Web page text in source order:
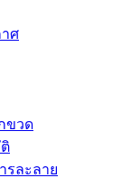
าศ
ขวด
รละลาย